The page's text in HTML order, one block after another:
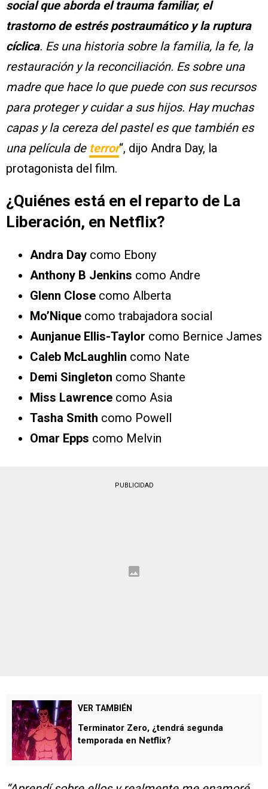
social que aborda el trauma familiar, el
trastorno de estrés postraumático y la ruptura
cíclica. Es una historia sobre la familia, la fe, la
restauración y la reconciliación. Es sobre una
madre que hace lo que puede con sus recursos
para proteger y cuidar a sus hijos. Hay muchas
capas y la cereza del pastel es que también es
una película de terror“, dijo Andra Day, la
protagonista del film.
¿Quiénes está en el reparto de La
Liberación, en Netflix?
Andra Day como Ebony
Anthony B Jenkins como Andre
Glenn Close como Alberta
Mo’Nique como trabajadora social
Aunjanue Ellis-Taylor como Bernice James
Caleb McLaughlin como Nate
Demi Singleton como Shante
Miss Lawrence como Asia
Tasha Smith como Powell
Omar Epps como Melvin
PUBLICIDAD
VER TAMBIÉN
Terminator Zero, ¿tendrá segunda
temporada en Netflix?